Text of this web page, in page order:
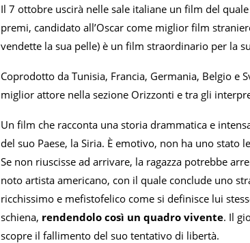
Il 7 ottobre uscirà nelle sale italiane un film del
premi, candidato all’Oscar come miglior film
vendette la sua pelle) è un film straordinario per la
Coprodotto da Tunisia, Francia, Germania, Belgio e
miglior attore nella sezione Orizzonti e tra gli
Un film che racconta una storia drammatica e
del suo Paese, la Siria. È emotivo, non ha uno stato
Se non riuscisse ad arrivare, la ragazza potrebbe
noto artista americano, con il quale conclude uno
ricchissimo e mefistofelico come si definisce lui
schiena, rendendolo così un quadro vivente. Il
scopre il fallimento del suo tentativo di libertà.